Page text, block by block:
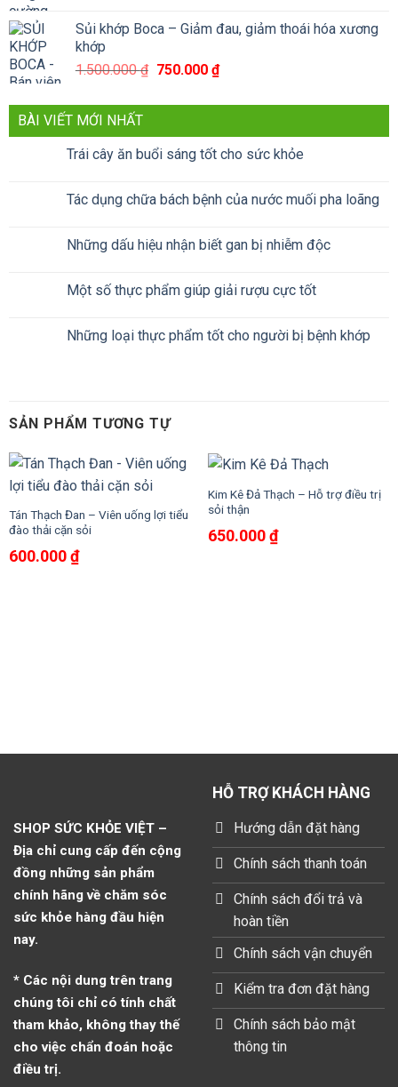
Sủi khớp Boca – Giảm đau, giảm thoái hóa xương
khớp
1.500.000₫ Giá
là:
750.000 ₫Giá
tại
BÀI VIẾT MỚI NHẤT
Trái cây ăn buổi sáng tốt cho sức khỏe
Tác dụng chữa bách bệnh của nước muối pha loãng
Những dấu hiệu nhận biết gan bị nhiễm độc
Một số thực phẩm giúp giải rượu cực tốt
Những loại thực phẩm tốt cho người bị bệnh khớp
SẢN PHẨM TƯƠNG TỰ
Tán Thạch Đan – Viên uống lợi tiểu
đào thải cặn sỏi
600.000₫
Kim Kê Đả Thạch – Hỗ trợ điều trị
sỏi thận
650.000₫
SHOP SỨC KHỎE VIỆT –
Địa chỉ cung cấp đến cộng
đồng những sản phẩm
chính hãng về chăm sóc
sức khỏe hàng đầu hiện
nay.
* Các nội dung trên trang
chúng tôi chỉ có tính chất
tham khảo, không thay thế
cho việc chẩn đoán hoặc
điều trị.
HỖ TRỢ KHÁCH HÀNG
Hướng dẫn đặt hàng
Chính sách thanh toán
Chính sách đổi trả và
hoàn tiền
Chính sách vận chuyển
Kiểm tra đơn đặt hàng
Chính sách bảo mật
thông tin